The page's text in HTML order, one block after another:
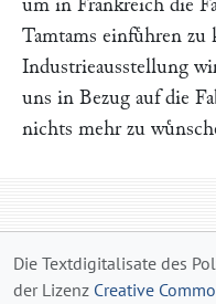
um in Frankreich die
Tamtams einfuͤhren zu
Industrieausstellung
uns in Bezug auf die
nichts mehr zu
Die Textdigitalisate des
der Lizenz Creative